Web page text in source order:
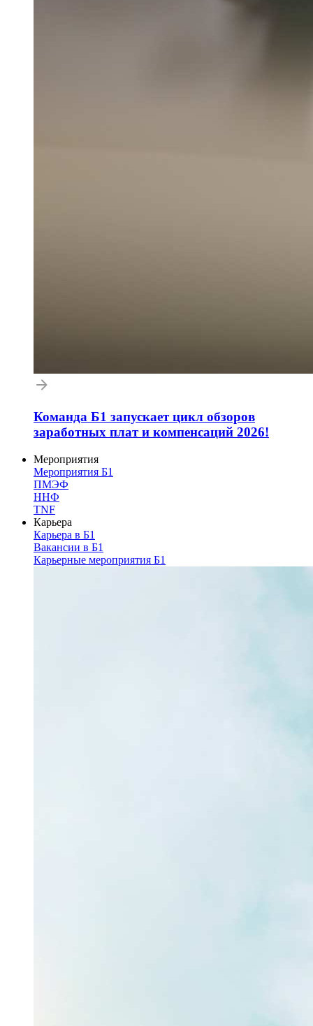
Команда Б1 запускает цикл обзоров
заработных плат и компенсаций 2026!
Мероприятия
Мероприятия Б1
ПМЭФ
ННФ
TNF
Карьера
Карьера в Б1
Вакансии в Б1
Карьерные мероприятия Б1